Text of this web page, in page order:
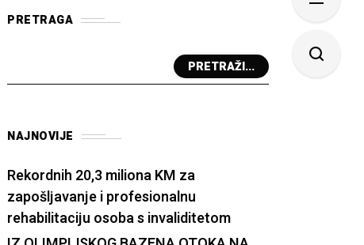
PRETRAGA
PRETRAŽI...
NAJNOVIJE
Rekordnih 20,3 miliona KM za
zapošljavanje i profesionalnu
rehabilitaciju osoba s invaliditetom